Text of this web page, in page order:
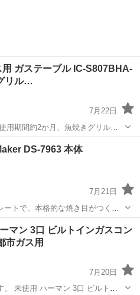
ガステーブル IC-S807BHA-
リル…
7月22日
用期間約2か月、魚焼きグリルは
ますので、すぐにお使いいただけ
DS-7963 本体
7月21日
トで、本格的な焼き目がつくパ
レッド - プレート形状: 仕切りなしグリルプレート 鉄板に焼き付...
マン 3口 ビルトインガスコン
市ガス用
7月20日
3口 ビルトイ